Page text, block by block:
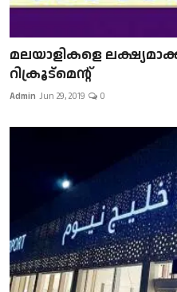
മലയാളികളെ
റിക്രൂട്മെന്റ്
Admin Jun 29, 2019 0